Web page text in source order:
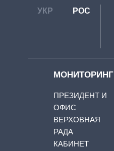
УКР РОС
МОНИТОРИНГ
ПРЕЗИДЕНТ И
ОФИС
ВЕРХОВНАЯ
РАДА
КАБИНЕТ